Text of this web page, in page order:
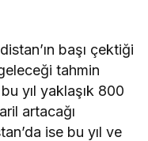
başı çektiği
tahmin
yıl yaklaşık 800
artacağı
ise bu yıl ve